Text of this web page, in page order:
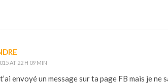
AT 22 H 09 MIN
envoyé un message sur ta page FB mais je ne